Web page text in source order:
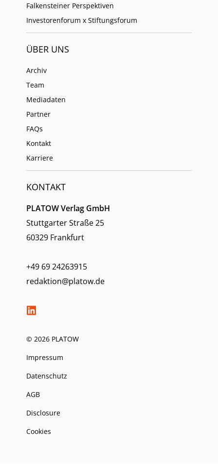
Falkensteiner Perspektiven
Investorenforum x Stiftungsforum
ÜBER UNS
Archiv
Team
Mediadaten
Partner
FAQs
Kontakt
Karriere
KONTAKT
PLATOW Verlag GmbH
Stuttgarter Straße 25
60329 Frankfurt
+49 69 24263915
redaktion@platow.de
© 2026 PLATOW
Impressum
Datenschutz
AGB
Disclosure
Cookies